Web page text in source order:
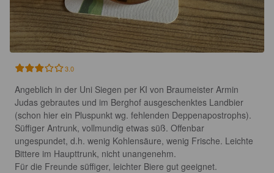
3.0
Angeblich in der Uni Siegen per KI von Braumeister Armin
Judas gebrautes und im Berghof ausgeschenktes Landbier
(schon hier ein Pluspunkt wg. fehlenden Deppenapostrophs).
Süffiger Antrunk, vollmundig etwas süß. Offenbar
ungespundet, d.h. wenig Kohlensäure, wenig Frische. Leichte
Bittere im Haupttrunk, nicht unangenehm.
Für die Freunde süffiger, leichter Biere gut geeignet.